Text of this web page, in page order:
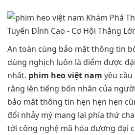
An toàn cùng bảo mật thông tin
dùng nghịch luôn là điểm được
nhất. phim heo việt nam yêu
rằng lên tiếng bốn nhân của
bảo mật thông tin hẹn hẹn hẹn
đổi nhảy mý mang lại phía thứ
tới công nghệ mã hóa đương đại